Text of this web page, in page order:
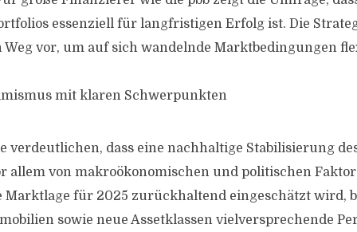
essenziell für langfristigen Erfolg ist. Die
Weg vor, um auf sich wandelnde Marktbedingungen
mit klaren Schwerpunkten
verdeutlichen, dass eine nachhaltige Stabilisierung
allem von makroökonomischen und politischen
Marktlage für 2025 zurückhaltend eingeschätzt wird,
sowie neue Assetklassen vielversprechende